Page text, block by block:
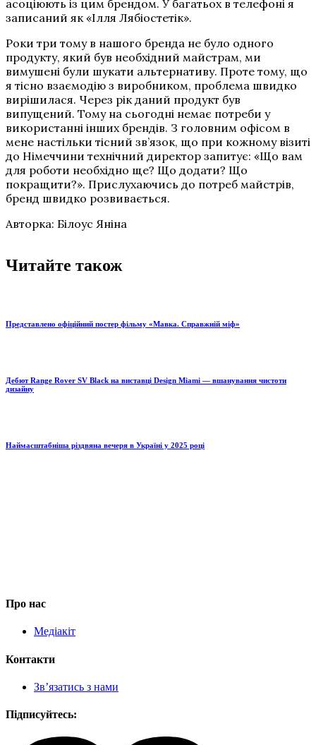
асоціюють із цим брендом. У багатьох в телефоні я
записаний як«Ілля Лябіостетік».
Роки три тому в нашого бренда не було одного
продукту, який був необхідний майстрам, ми
вимушені були шукати альтернативу. Проте тому, що
я тісно взаємодію з виробником, проблема швидко
вирішилася. Через рік даний продукт був
випущений. Тому на сьогодні немає потреби у
використанні інших брендів. З головним офісом в
мене настільки тісний зв’язок, що при кожному візиті
до Німеччини технічний директор запитує: «Що вам
для роботи необхідно ще? Що додати? Що
покращити?». Прислухаючись до потреб майстрів,
бренд швидко розвивається.
Авторка: Білоус Яніна
Читайте також
Представлено офіційний постер фільму «Мавка. Справжній міф»
Дебют Range Rover SV Black на виставці Design Miami — вшанування чистоти
дизайну
Наймасштабніша різдвяна вечеря в Україні у 2025 році
Про нас
Медіакіт
Контакти
Зв’язатись з нами
Підписуйтесь: